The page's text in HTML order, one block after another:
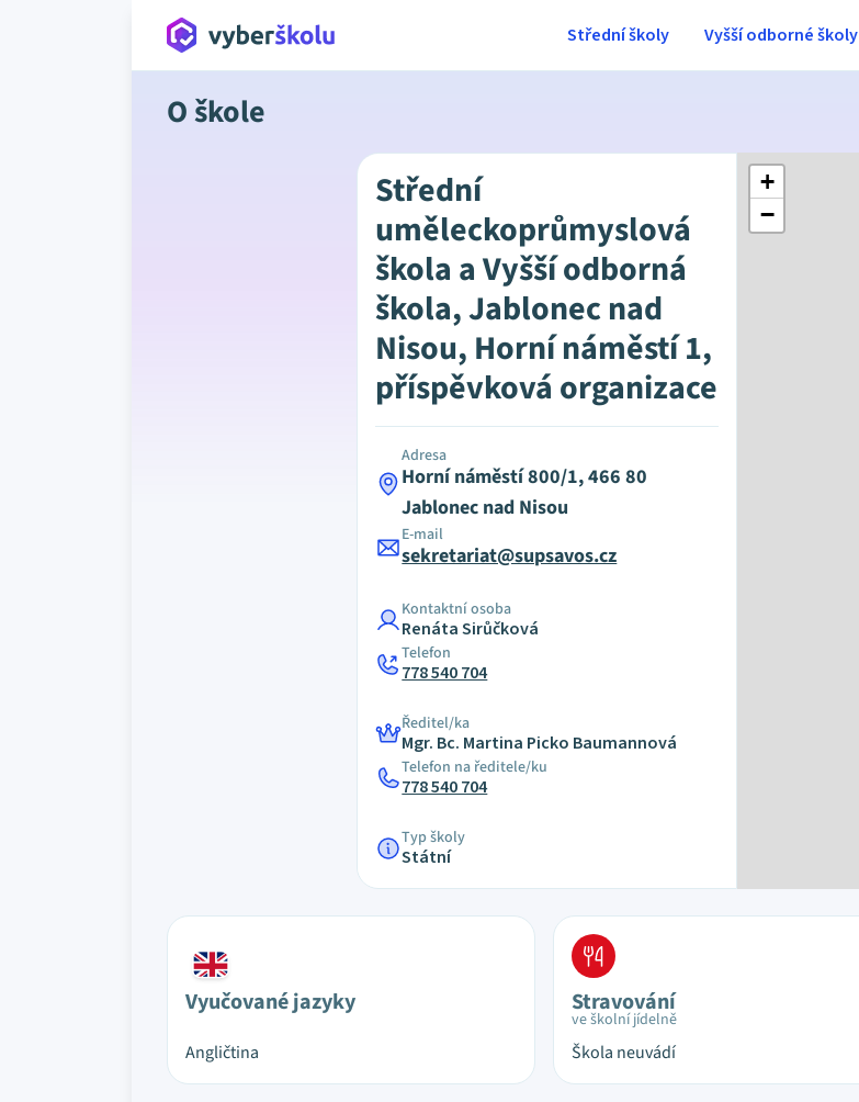
Střední školy Vyšší odborné školy
O škole
Střední
uměleckoprůmyslová
škola a Vyšší odborná
škola, Jablonec nad
Nisou, Horní náměstí 1,
příspěvková organizace
Adresa
Horní náměstí 800/1, 466 80
Jablonec nad Nisou
E-mail
sekretariat@supsavos.cz
Kontaktní osoba
Renáta Sirůčková
Telefon
778 540 704
Ředitel/ka
Mgr. Bc. Martina Picko Baumannová
Telefon na ředitele/ku
778 540 704
Typ školy
Státní
+
−
Vyučované jazyky
Angličtina
Stravování
ve školní jídelně
Škola neuvádí